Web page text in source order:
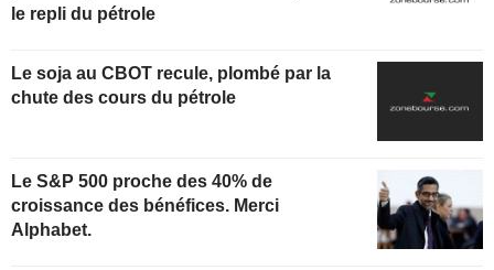
le repli du pétrole
Le soja au CBOT recule, plombé par la
chute des cours du pétrole
Le S&P 500 proche des 40% de
croissance des bénéfices. Merci
Alphabet.